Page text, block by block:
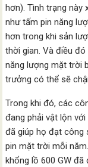
hơn). Tình trạng
như tấm pin năng
hơn trong khi sản
thời gian. Và điều
năng lượng mặt trời
trưởng có thể sẽ
Trong khi đó, các
đang phải vật lộn
đã giúp họ đạt công
pin mặt trời mỗi
khổng lồ 600 GW